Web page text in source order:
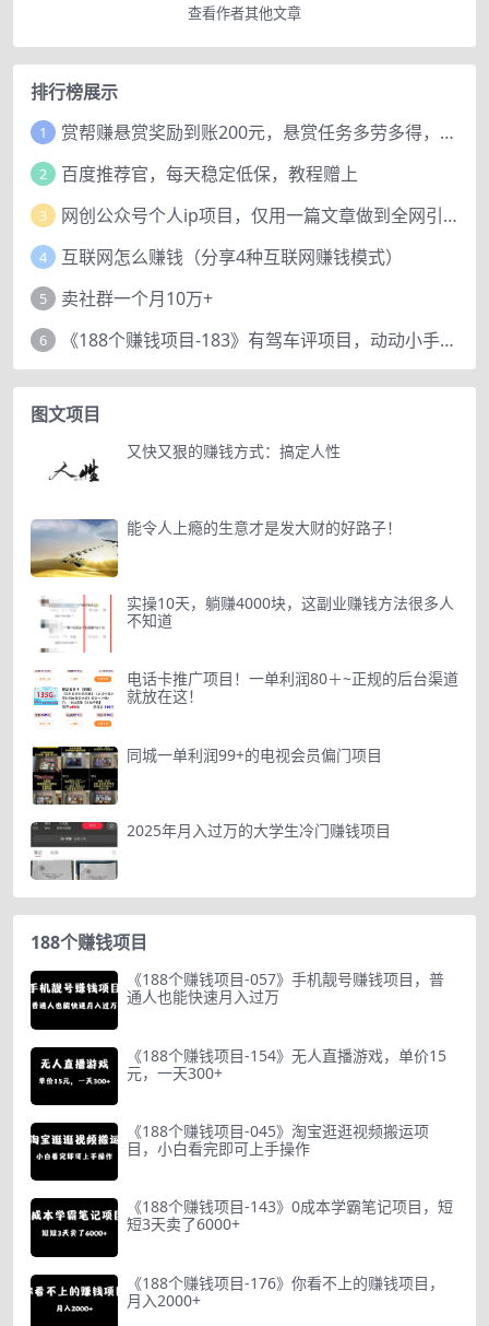
查看作者其他文章
排行榜展示
1 赏帮赚悬赏奖励到账200元，悬赏任务多劳多得，人人可做。
2 百度推荐官，每天稳定低保，教程赠上
3 网创公众号个人ip项目，仅用一篇文章做到全网引流！
4 互联网怎么赚钱（分享4种互联网赚钱模式）
5 卖社群一个月10万+
6 《188个赚钱项目-183》有驾车评项目，动动小手，复制粘贴赚44元！
图文项目
又快又狠的赚钱方式：搞定人性
能令人上瘾的生意才是发大财的好路子！
实操10天，躺赚4000块，这副业赚钱方法很多人
不知道
电话卡推广项目！一单利润80＋~正规的后台渠道
就放在这！
同城一单利润99+的电视会员偏门项目
2025年月入过万的大学生冷门赚钱项目
188个赚钱项目
《188个赚钱项目-057》手机靓号赚钱项目，普
通人也能快速月入过万
《188个赚钱项目-154》无人直播游戏，单价15
元，一天300+
《188个赚钱项目-045》淘宝逛逛视频搬运项
目，小白看完即可上手操作
《188个赚钱项目-143》0成本学霸笔记项目，短
短3天卖了6000+
《188个赚钱项目-176》你看不上的赚钱项目，
月入2000+